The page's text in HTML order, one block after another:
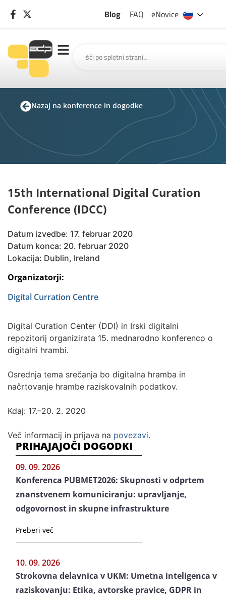
Blog FAQ eNovice
Nazaj na konference in dogodke
15th International Digital Curation
Conference (IDCC)
Datum izvedbe: 17. februar 2020
Datum konca: 20. februar 2020
Lokacija: Dublin, Ireland
Organizatorji:
Digital Curration Centre
Digital Curation Center (DDI) in Irski digitalni
repozitorij organizirata 15. mednarodno konferenco o
digitalni hrambi.
Osrednja tema srečanja bo digitalna hramba in
načrtovanje hrambe raziskovalnih podatkov.
Kdaj: 17.–20. 2. 2020
Več informacij in prijava na povezavi.
PRIHAJAJOČI DOGODKI
09. 09. 2026
Konferenca PUBMET2026: Skupnosti v odprtem
znanstvenem komuniciranju: upravljanje,
odgovornost in skupne infrastrukture
Preberi več
10. 09. 2026
Strokovna delavnica v UKM: Umetna inteligenca v
raziskovanju: Etika, avtorske pravice, GDPR in